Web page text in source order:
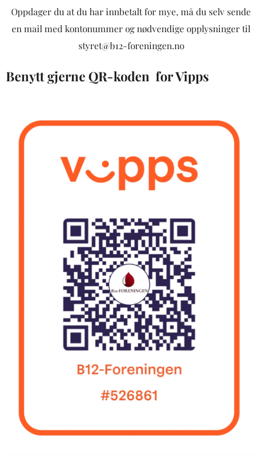
Oppdager du at du har innbetalt for mye, må du selv sende
en mail med kontonummer og nødvendige opplysninger til
styret@b12-foreningen.no
Benytt gjerne QR-koden for Vipps